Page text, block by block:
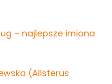
– najlepsze imiona
(Alisterus